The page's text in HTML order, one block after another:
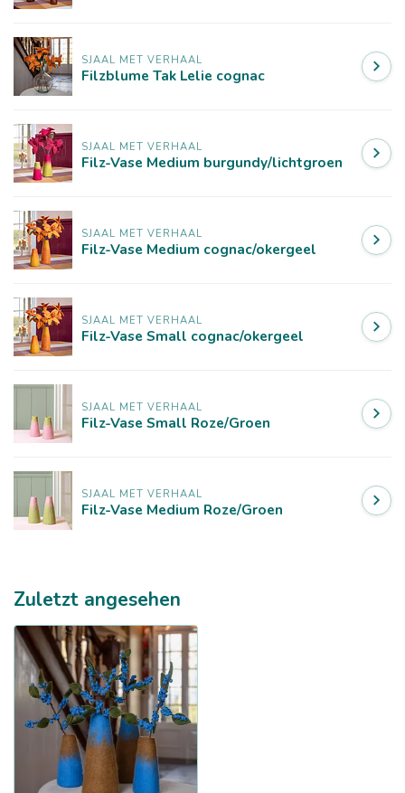
SJAAL MET VERHAAL
Filzblume Tak Lelie cognac
SJAAL MET VERHAAL
Filz-Vase Medium burgundy/lichtgroen
SJAAL MET VERHAAL
Filz-Vase Medium cognac/okergeel
SJAAL MET VERHAAL
Filz-Vase Small cognac/okergeel
SJAAL MET VERHAAL
Filz-Vase Small Roze/Groen
SJAAL MET VERHAAL
Filz-Vase Medium Roze/Groen
Zuletzt angesehen